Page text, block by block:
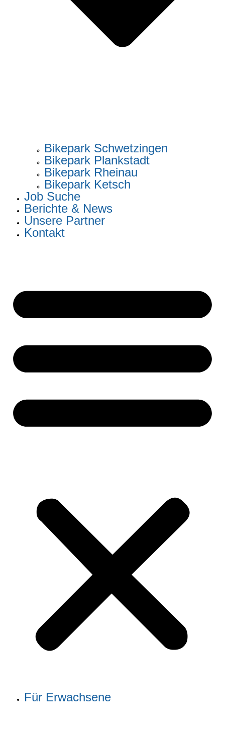
Bikepark Schwetzingen
Bikepark Plankstadt
Bikepark Rheinau
Bikepark Ketsch
Job Suche
Berichte & News
Unsere Partner
Kontakt
Für Erwachsene